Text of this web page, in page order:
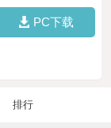
PC下载
排行